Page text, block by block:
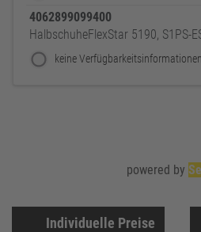
4062899099400
HalbschuheFlexStar 5190, S1PS-
keine Verfügbarkeitsinformationen
Individuelle Preise
powered by